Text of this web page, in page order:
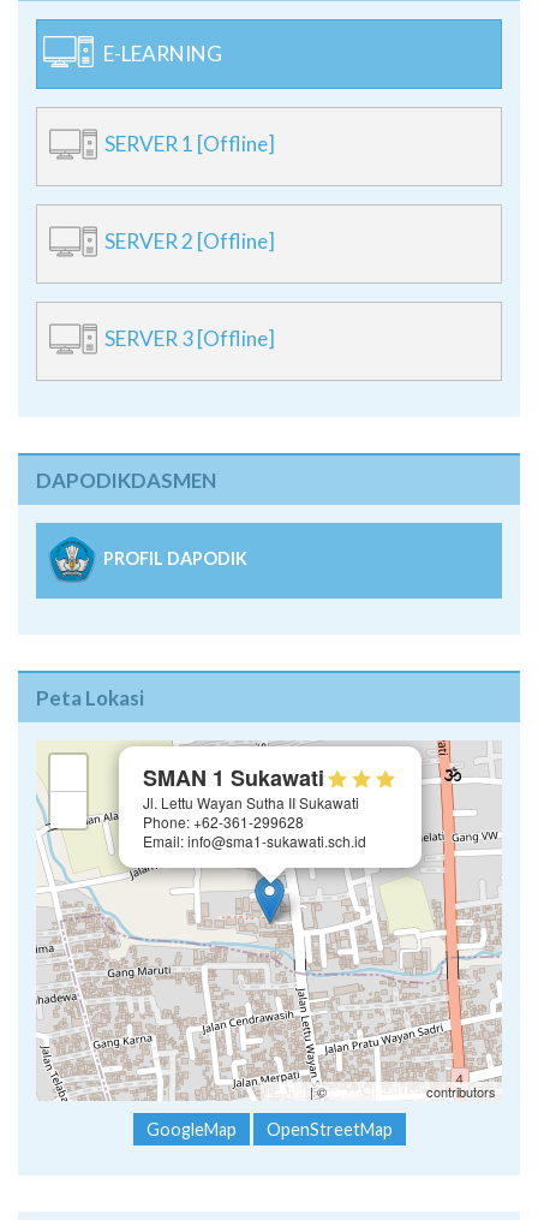
E-LEARNING
SERVER 1 [Offline]
SERVER 2 [Offline]
SERVER 3 [Offline]
DAPODIKDASMEN
PROFIL DAPODIK
Peta Lokasi
SMAN 1 Sukawati
Jl. Lettu Wayan Sutha II Sukawati
Phone: +62-361-299628
Email: info@sma1-sukawati.sch.id
Leaflet | ©OpenStreetMap contributors
GoogleMap OpenStreetMap